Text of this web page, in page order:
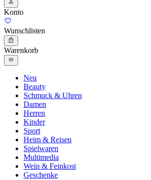
Konto
Wunschlisten
Warenkorb
Neu
Beauty
Schmuck & Uhren
Damen
Herren
Kinder
Sport
Heim & Reisen
Spielwaren
Multimedia
Wein & Feinkost
Geschenke